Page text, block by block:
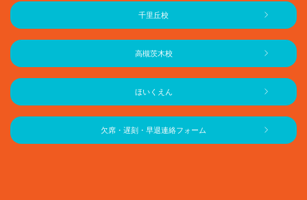
千里丘校
高槻茨木校
ほいくえん
欠席・遅刻・早退連絡フォーム